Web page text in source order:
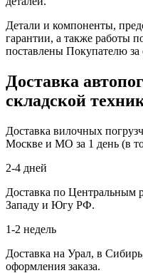
Детали и компоненты,
гарантии, а также работы
поставлены Покупателю за
Доставка
складской
Доставка вилочных
Москве и МО за 1 день (в
2-4 дней
Доставка по Центральным
Западу и Югу РФ.
1-2 недель
Доставка на Урал, в
оформления заказа.